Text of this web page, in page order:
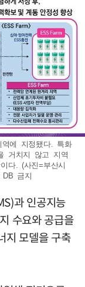
에 지정됐다. 특화
거치지 않고 지역
다. (사진=부산시
금지
과 인공지능
수요와 공급을
지 모델을 구축